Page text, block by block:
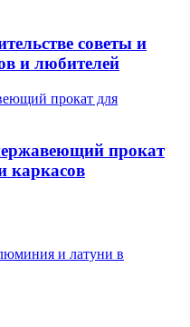
советы и
и любителей
прокат
каркасов
и латуни в